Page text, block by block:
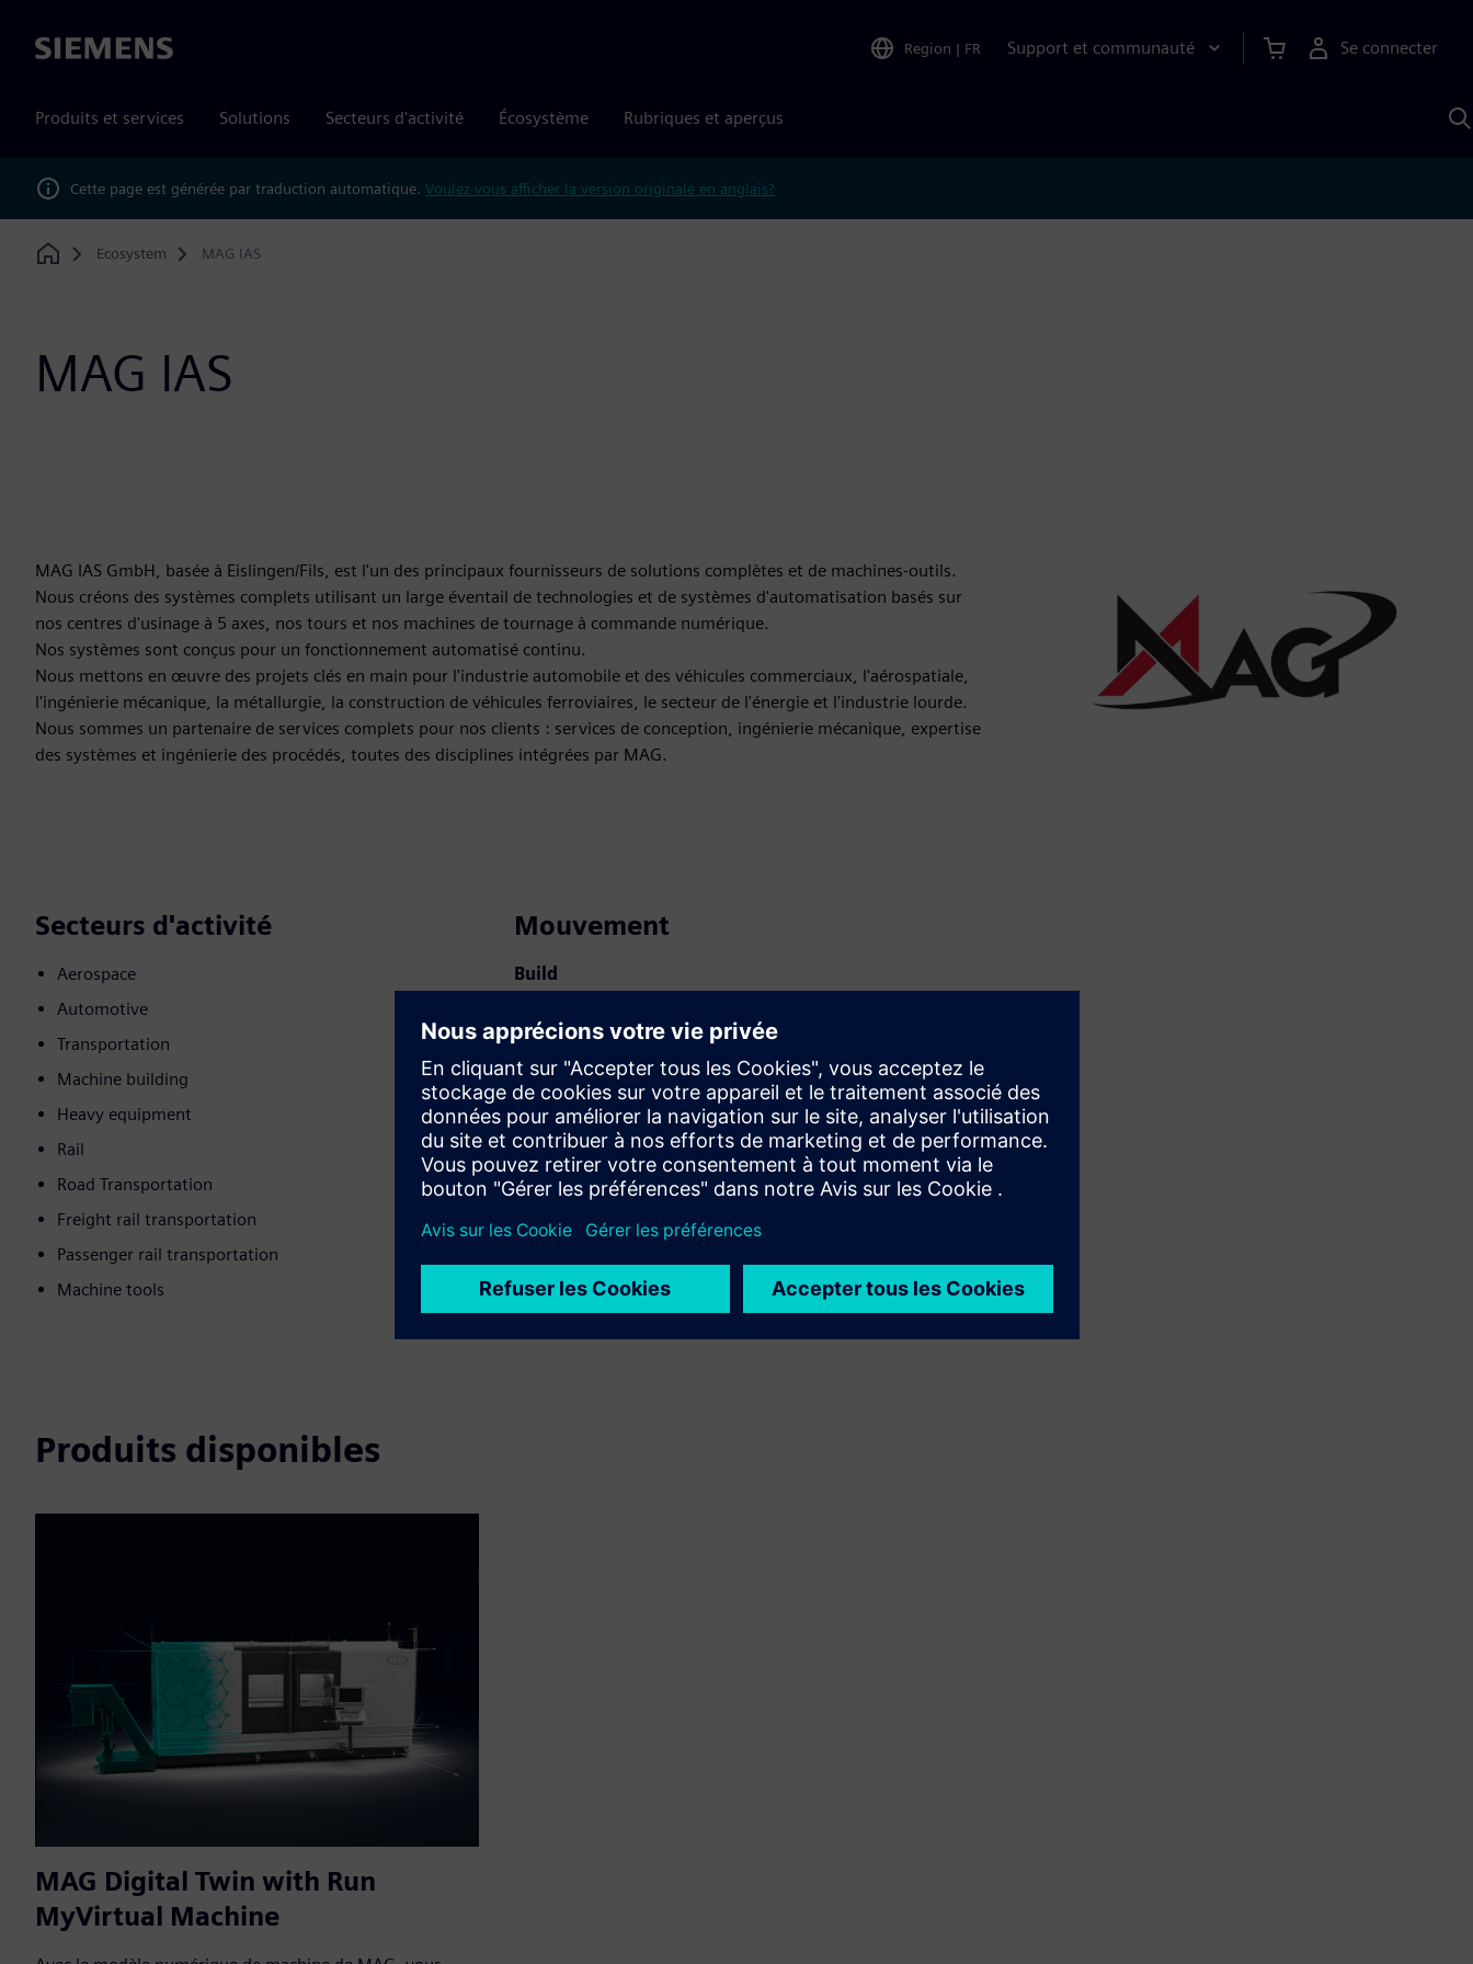
Siemens Region | FR Support et communauté Se connecter
Produits et services Solutions Secteurs d'activité Écosystème Rubriques et aperçus
Cette page est générée par traduction automatique. Voulez-vous afficher la version originale en anglais?
Home
Ecosystem MAG IAS
MAG IAS
MAG IAS GmbH, basée à Eislingen/Fils, est l'un des principaux fournisseurs de solutions complètes et de machines-outils.
Nous créons des systèmes complets utilisant un large éventail de technologies et de systèmes d'automatisation basés sur
nos centres d'usinage à 5 axes, nos tours et nos machines de tournage à commande numérique.
Nos systèmes sont conçus pour un fonctionnement automatisé continu.
Nous mettons en œuvre des projets clés en main pour l'industrie automobile et des véhicules commerciaux, l'aérospatiale,
l'ingénierie mécanique, la métallurgie, la construction de véhicules ferroviaires, le secteur de l'énergie et l'industrie lourde.
Nous sommes un partenaire de services complets pour nos clients : services de conception, ingénierie mécanique, expertise
des systèmes et ingénierie des procédés, toutes des disciplines intégrées par MAG.
Secteurs d'activité
Aerospace
Automotive
Transportation
Machine building
Heavy equipment
Rail
Road Transportation
Freight rail transportation
Passenger rail transportation
Machine tools
Mouvement
Build
Xcelerator pour créer un nouveau produit, ou crée une
Xcelerator à son propre produit
Service
Fournit un service lié à un produit ou une solution
Siemens Xcelerator, visant à aider le client dans sa mise
maintenance
Produits disponibles
MAG Digital Twin with Run
MyVirtual Machine